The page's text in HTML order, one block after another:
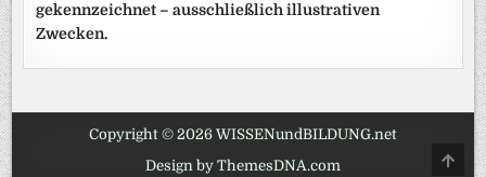
gekennzeichnet – ausschließlich illustrativen
Zwecken.
Copyright © 2026 WISSENundBILDUNG.net
Design by ThemesDNA.com